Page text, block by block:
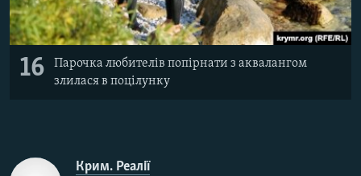
16
Парочка любителів попірнати з аквалангом
злилася в поцілунку
Крим. Реалії